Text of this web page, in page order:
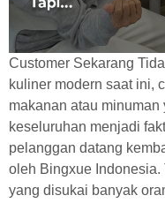
Customer Sekarang
kuliner modern saat ini,
makanan atau
keseluruhan menjadi
pelanggan datang
oleh Bingxue
yang disukai banyak